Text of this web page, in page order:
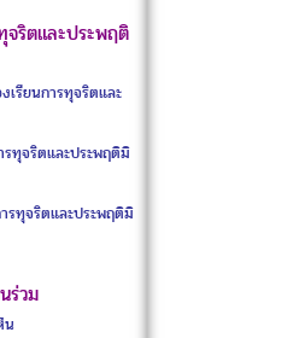
จริตและประพฤติ
เรียนการทุจริตและ
รทุจริตและประพฤติมิ
รทุจริตและประพฤติมิ
ร่วม
น